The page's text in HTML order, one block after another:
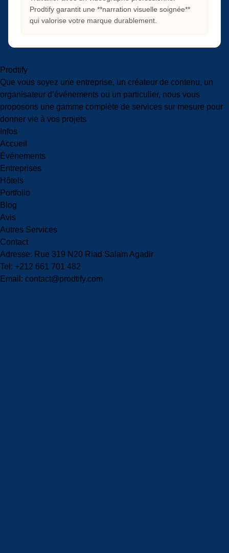
Prodtify garantit une **narration visuelle soignée**
qui valorise votre marque durablement.
Prodtify
Que vous soyez une entreprise, un créateur de contenu, un
organisateur d’événements ou un particulier, nous vous
proposons une gamme complète de services sur mesure pour
donner vie à vos projets
Infos
Accueil
Événements
Entreprises
Hôtels
Portfolio
Blog
Avis
Autres Services
Contact
Adresse: Rue 319 N20 Riad Salam Agadir
Tel : +212 661 701 482
Email : contact@prodtify.com